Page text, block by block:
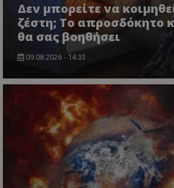
Δεν μπορείτε να
ζέστη; Το απροσδόκητο
θα σας βοηθήσει
09.08.2026 - 14:33